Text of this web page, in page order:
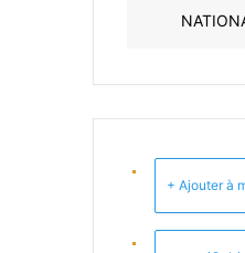
+ Ajouter à